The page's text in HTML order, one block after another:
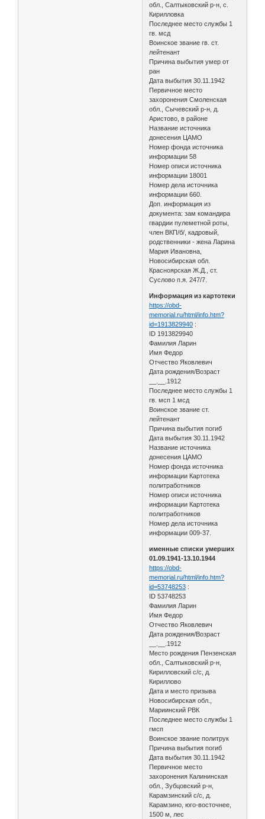
обл., Салтыковский р-н, с.
Кирилловка
Последнее место службы 1
гв. мсд
Воинское звание гв. ст.
лейтенант
Причина выбытия умер от
ран
Дата выбытия 30.11.1942
Первичное место
захоронения Смоленская
обл., Сычевский р-н, д.
Аристово, в районе
Название источника
донесения ЦАМО
Номер фонда источника
информации 58
Номер описи источника
информации 18001
Номер дела источника
информации 660.
Доп. информация из
документа: зам командира
гвардии пулеметной роты,
член ВКП/б/, кадровый,
родственники - жена Ларина
Мария Ивановна,
Новосибирская обл.
Красноярская Ж.Д., ст.
Суслово п.я. 247/7.
Информация из картотеки
https://obd-
memorial.ru/html/info.htm?
id=1913829940 :
ID 1913829940
Фамилия Ларин
Имя Федор
Отчество Яковлевич
Дата рождения/Возраст
__.__.1912
Последнее место службы 1
гв. мсп 1 мсд
Воинское звание ст.
лейтенант
Причина выбытия погиб
Дата выбытия 30.11.1942
Название источника
донесения ЦАМО
Номер фонда источника
информации Картотека
политработников
Номер описи источника
информации Картотека
политработников
Номер дела источника
информации 009-37.
именные списки умерших
01.09.1941-13.10.1944
https://obd-
memorial.ru/html/info.htm?
id=53748253 :
ID 53748253
Фамилия Ларин
Имя Федор
Отчество Яковлевич
Дата рождения/Возраст
__.__.1912
Место рождения Пензенская
обл., Салтыковский р-н,
Кирилловский с/с, д.
Кириллово
Дата и место призыва
Новосибирская обл.,
Мариинский РВК
Последнее место службы 1
гмсп
Воинское звание политрук
Причина выбытия погиб
Дата выбытия 30.11.1942
Первичное место
захоронения Калининская
обл., Зубцовский р-н,
Карамзинский с/с, д.
Карамзино, юго-восточнее,
1500 м, лес